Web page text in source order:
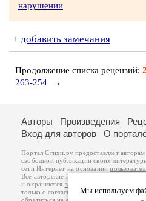
нарушении
+ добавить замечания
Продолжение списка рецензий:
263-254
→
Мы используем
Авторы Произведения
Вход для авторов
О
Портал Стихи.ру предоставляет
свободной публикации своих
сети Интернет на основании
Все авторские права на произведения
и охраняются законом
. Перепечатка
только с согласия его автора, к